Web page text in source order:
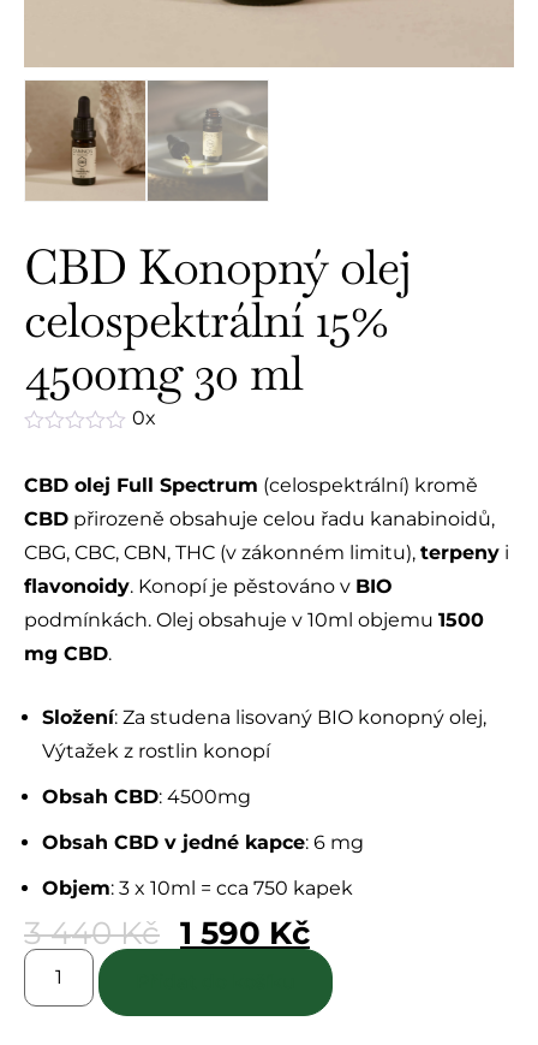
CBD Konopný olej
celospektrální 15%
4500mg 30 ml
z
0x
CBD olej Full Spectrum (celospektrální) kromě
CBD přirozeně obsahuje celou řadu kanabinoidů,
CBG, CBC, CBN, THC (v zákonném limitu), terpeny i
flavonoidy. Konopí je pěstováno v BIO
podmínkách. Olej obsahuje v 10ml objemu 1500
mg CBD.
Složení: Za studena lisovaný BIO konopný olej,
Výtažek z rostlin konopí
Obsah CBD: 4500mg
Obsah CBD v jedné kapce: 6 mg
Objem: 3 x 10ml = cca 750 kapek
3 440Kč 1 590 Kč